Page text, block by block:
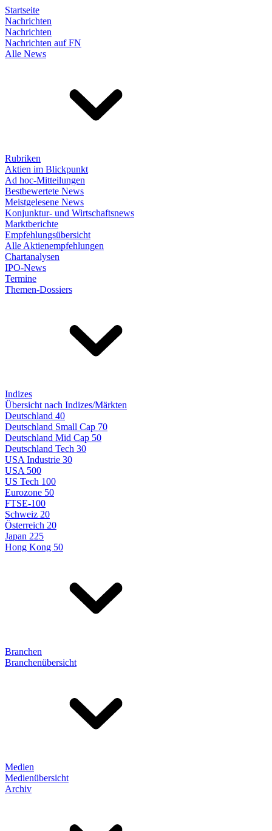
Startseite
Nachrichten
Nachrichten
Nachrichten auf FN
Alle News
Rubriken
Aktien im Blickpunkt
Ad hoc-Mitteilungen
Bestbewertete News
Meistgelesene News
Konjunktur- und Wirtschaftsnews
Marktberichte
Empfehlungsübersicht
Alle Aktienempfehlungen
Chartanalysen
IPO-News
Termine
Themen-Dossiers
Indizes
Übersicht nach Indizes/Märkten
Deutschland 40
Deutschland Small Cap 70
Deutschland Mid Cap 50
Deutschland Tech 30
USA Industrie 30
USA 500
US Tech 100
Eurozone 50
FTSE-100
Schweiz 20
Österreich 20
Japan 225
Hong Kong 50
Branchen
Branchenübersicht
Medien
Medienübersicht
Archiv